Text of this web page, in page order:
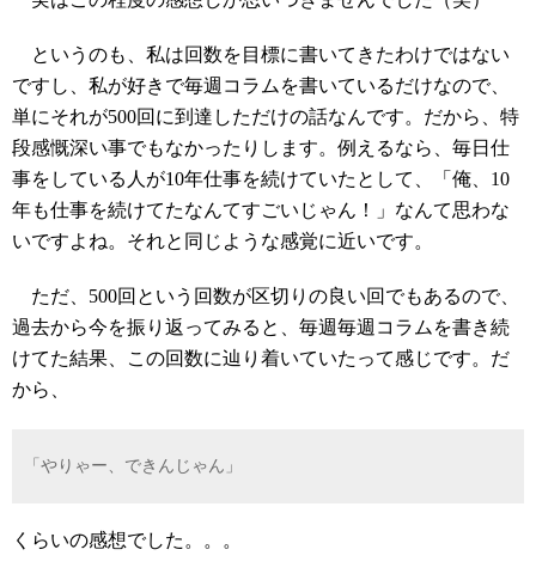
というのも、私は回数を目標に書いてきたわけではない
ですし、私が好きで毎週コラムを書いているだけなので、
単にそれが500回に到達しただけの話なんです。だから、特
段感慨深い事でもなかったりします。例えるなら、毎日仕
事をしている人が10年仕事を続けていたとして、「俺、10
年も仕事を続けてたなんてすごいじゃん！」なんて思わな
いですよね。それと同じような感覚に近いです。
ただ、500回という回数が区切りの良い回でもあるので、
過去から今を振り返ってみると、毎週毎週コラムを書き続
けてた結果、この回数に辿り着いていたって感じです。だ
から、
「やりゃー、できんじゃん」
くらいの感想でした。。。